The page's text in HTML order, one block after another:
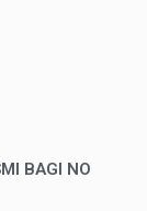
BAGI NO